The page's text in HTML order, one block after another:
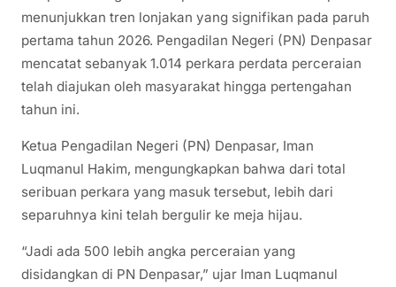
menunjukkan tren lonjakan yang signifikan pada paruh
pertama tahun 2026. Pengadilan Negeri (PN) Denpasar
mencatat sebanyak 1.014 perkara perdata perceraian
telah diajukan oleh masyarakat hingga pertengahan
tahun ini.
Ketua Pengadilan Negeri (PN) Denpasar, Iman
Luqmanul Hakim, mengungkapkan bahwa dari total
seribuan perkara yang masuk tersebut, lebih dari
separuhnya kini telah bergulir ke meja hijau.
“Jadi ada 500 lebih angka perceraian yang
disidangkan di PN Denpasar,” ujar Iman Luqmanul